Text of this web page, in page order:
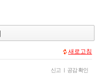
새로고침
신고 | 공감 확인